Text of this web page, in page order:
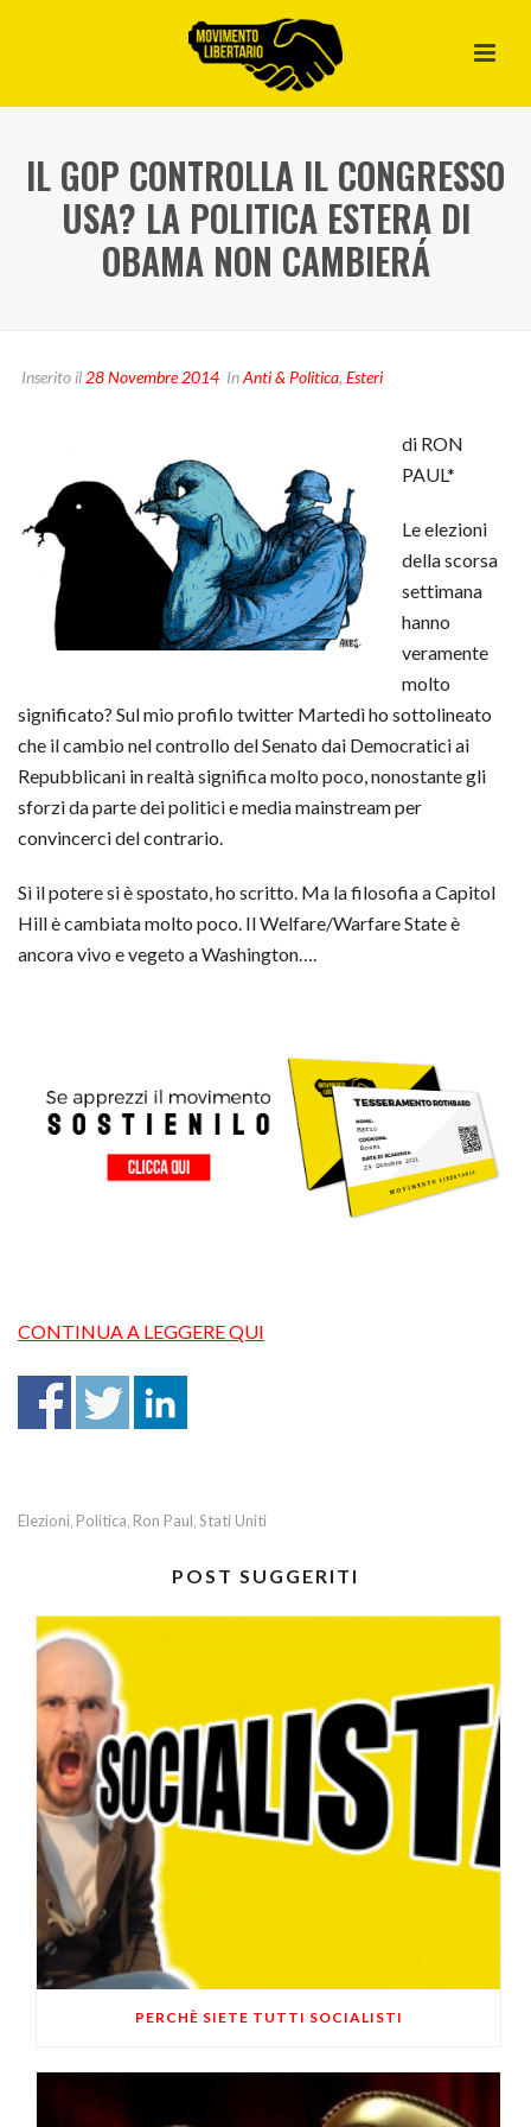
IL GOP CONTROLLA IL CONGRESSO
USA? LA POLITICA ESTERA DI
OBAMA NON CAMBIERÁ
Inserito il 28 Novembre 2014 InAnti & Politica, Esteri
di RON
PAUL*
Le elezioni
della scorsa
settimana
hanno
veramente
molto
significato? Sul mio profilo twitter Martedì ho sottolineato
che il cambio nel controllo del Senato dai Democratici ai
Repubblicani in realtà significa molto poco, nonostante gli
sforzi da parte dei politici e media mainstream per
convincerci del contrario.
Sì il potere si è spostato, ho scritto. Ma la filosofia a Capitol
Hill è cambiata molto poco. Il Welfare/Warfare State è
ancora vivo e vegeto a Washington….
CONTINUA A LEGGERE QUI
Elezioni Politica Ron Paul Stati Uniti
POST SUGGERITI
PERCHÈ SIETE TUTTI SOCIALISTI